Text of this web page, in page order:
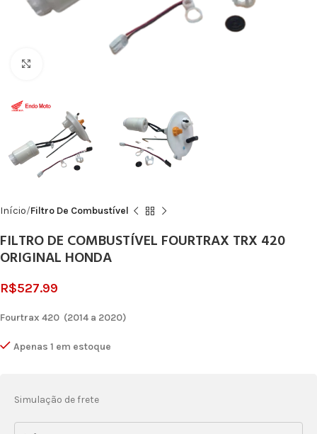
Início Filtro De Combustível
FILTRO DE COMBUSTÍVEL FOURTRAX TRX 420
ORIGINAL HONDA
R$527.99
Fourtrax 420 (2014 a 2020)
Apenas 1 em estoque
Simulação de frete